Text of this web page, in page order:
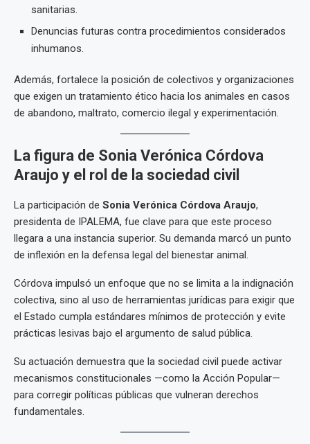
sanitarias.
Denuncias futuras contra procedimientos considerados
inhumanos.
Además, fortalece la posición de colectivos y organizaciones
que exigen un tratamiento ético hacia los animales en casos
de abandono, maltrato, comercio ilegal y experimentación.
La figura de Sonia Verónica Córdova
Araujo y el rol de la sociedad civil
La participación de Sonia Verónica Córdova Araujo,
presidenta de IPALEMA, fue clave para que este proceso
llegara a una instancia superior. Su demanda marcó un punto
de inflexión en la defensa legal del bienestar animal.
Córdova impulsó un enfoque que no se limita a la indignación
colectiva, sino al uso de herramientas jurídicas para exigir que
el Estado cumpla estándares mínimos de protección y evite
prácticas lesivas bajo el argumento de salud pública.
Su actuación demuestra que la sociedad civil puede activar
mecanismos constitucionales —como la Acción Popular—
para corregir políticas públicas que vulneran derechos
fundamentales.